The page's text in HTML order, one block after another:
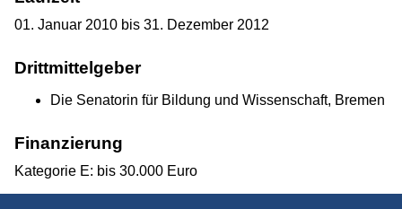
01. Januar 2010 bis 31. Dezember 2012
Drittmittelgeber
Die Senatorin für Bildung und Wissenschaft, Bremen
Finanzierung
Kategorie E: bis 30.000 Euro